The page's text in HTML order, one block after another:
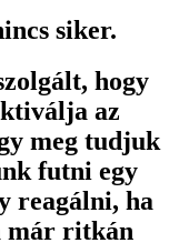
siker.
hogy
az
meg tudjuk
futni egy
reagálni, ha
már ritkán